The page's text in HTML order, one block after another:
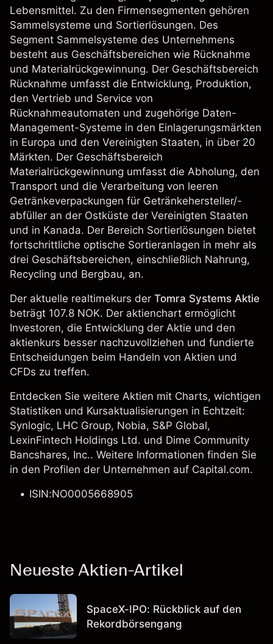
Lebensmittel. Zu den Firmensegmenten gehören
Sammelsysteme und Sortierlösungen. Des
Segment Sammelsysteme des Unternehmens
besteht aus Geschäftsbereichen wie Rücknahme
und Materialrückgewinnung. Der Geschäftsbereich
Rücknahme umfasst die Entwicklung, Produktion,
den Vertrieb und Service von
Rücknahmeautomaten und zugehörige Daten-
Management-Systeme in den Einlagerungsmärkten
in Europa und den Vereinigten Staaten, in über 20
Märkten. Der Geschäftsbereich
Materialrückgewinnung umfasst die Abholung, den
Transport und die Verarbeitung von leeren
Getränkeverpackungen für Getränkehersteller/-
abfüller an der Ostküste der Vereinigten Staaten
und in Kanada. Der Bereich Sortierlösungen bietet
fortschrittliche optische Sortieranlagen in mehr als
drei Geschäftsbereichen, einschließlich Nahrung,
Recycling und Bergbau, an.
Der aktuelle realtimekurs der Tomra Systems Aktie
beträgt 107.8 NOK. Der aktienchart ermöglicht
Investoren, die Entwicklung der Aktie und den
aktienkurs besser nachzuvollziehen und fundierte
Entscheidungen beim Handeln von Aktien und
CFDs zu treffen.
Entdecken Sie weitere Aktien mit Charts, wichtigen
Statistiken und Kursaktualisierungen in Echtzeit:
Synlogic, LHC Group, Nobia, S&P Global,
LexinFintech Holdings Ltd. und Dime Community
Bancshares, Inc.. Weitere Informationen finden Sie
in den Profilen der Unternehmen auf Capital.com.
ISIN:NO0005668905
Neueste Aktien-Artikel
SpaceX-IPO: Rückblick auf den
Rekordbörsengang